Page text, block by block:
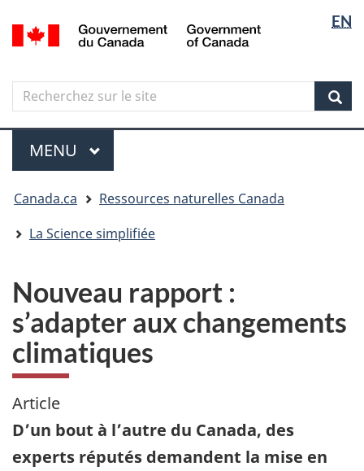
Aller
au
principal
Skip
to
government"
Passer
à
version
simplifiée
langue
EN
Canada
Search
Recherchez
sur
le
site
Menu
MENU PRINCIPAL
êtes
ici
Canada.ca
Ressources naturelles Canada
La Science simplifiée
Nouveau rapport :
s’adapter aux changements
climatiques
Article
D’un bout à l’autre du Canada, des
experts réputés demandent la mise en